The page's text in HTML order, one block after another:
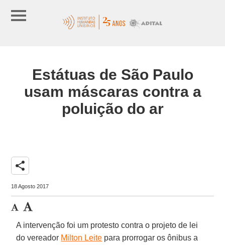
Estátuas de São Paulo
usam máscaras contra a
poluição do ar
share
18 Agosto 2017
A intervenção foi um protesto contra o projeto de lei
do vereador Milton Leite para prorrogar os ônibus a